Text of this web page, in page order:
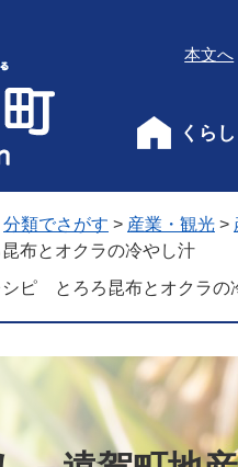
本文へ
くらし
分類でさがす > 産業・観光 >
布とオクラの冷やし汁
ピ とろろ昆布とオクラの